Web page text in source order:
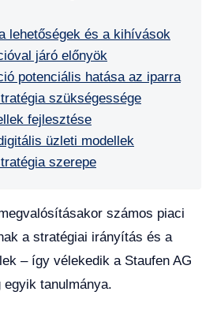
lehetőségek és a kihívások
járó előnyök
potenciális hatása az iparra
szükségessége
fejlesztése
üzleti modellek
szerepe
számos piaci
a stratégiai irányítás és a
– így vélekedik a Staufen AG
tanulmánya.